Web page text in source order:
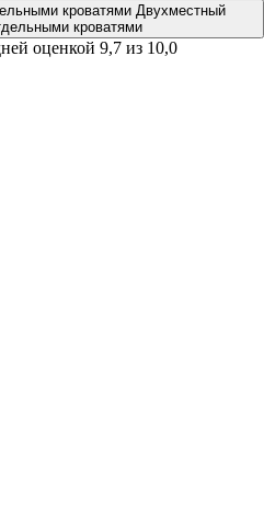
кроватями Двухместный
кроватями
оценкой 9,7 из 10,0